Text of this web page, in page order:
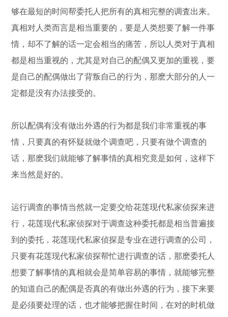
够在最短的时间帮委托人把所有的真相完整的调査出来。
真相对人类而言是相当重要的，要是人类想要了解一件事
情，却不了解的话一定会相当的痛苦，所以人类对于真相
都是相当重视的，尤其是对自己的配偶又更加的重视，要
是自己的配偶做出了背叛自己的行为，那麽大部分的人一
定都是没有办法接受的。
所以配偶有没有做出外遇的行为都是我们非常重视的事
情，只要真的有怀疑就做个调查吧，只要有做个调查的
话，那麽我们就能够了解事情的真相究竟是如何，这样下
来当然是好的。
运行调查的事情当然就一定要交给花莲现代私家侦探来进
行，花莲现代私家侦探对于调查这种委托都是相当普遍接
到的委托，花莲现代私家侦探是专业在进行调查的公司，
只要有花莲现代私家侦探帮忙进行调查的话，那麽委托人
想要了解事情的真相就会是简单容易的事情，就能够完整
的知道自己的配偶是否真的有做出外遇的行为，接下来要
是必须要处理的话，也才能够把握住时间，在对的时机做